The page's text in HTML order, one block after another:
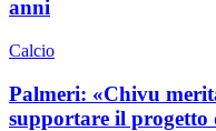
anni
Calcio
Palmeri: «Chivu
supportare il progetto